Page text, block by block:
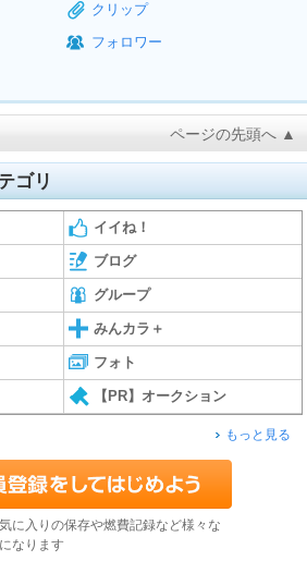
クリップ
フォロワー
ページの先頭へ ▲
ゴリ
イイね！
ブログ
グループ
みんカラ＋
フォト
【PR】オークション
もっと見る
に入りの保存や燃費記録など様々な
なります